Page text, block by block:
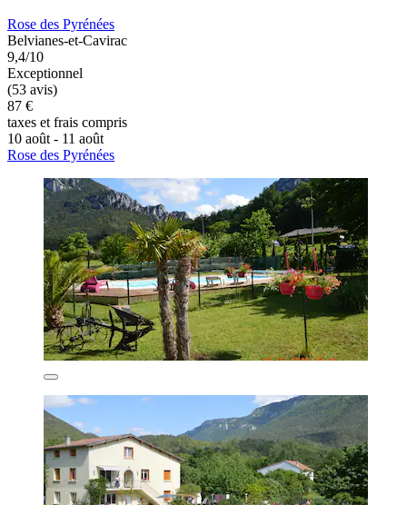
Rose des Pyrénées
Belvianes-et-Cavirac
9,4/10
Exceptionnel
(53 avis)
87 €
taxes et frais compris
10 août - 11 août
Rose des Pyrénées